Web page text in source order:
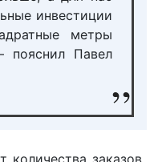
инвестиции
метры
пояснил Павел